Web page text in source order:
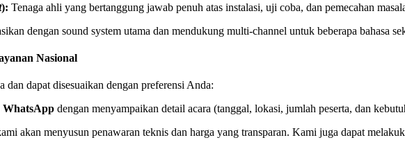
): Tenaga ahli yang bertanggung jawab penuh atas instalasi, uji coba, dan pemecahan
dengan sound system utama dan mendukung multi-channel untuk beberapa bahasa
Nasional
dan dapat disesuaikan dengan preferensi Anda:
WhatsApp dengan menyampaikan detail acara (tanggal, lokasi, jumlah peserta, dan
akan menyusun penawaran teknis dan harga yang transparan. Kami juga dapat